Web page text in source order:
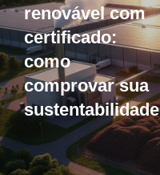
renovável com
certificado:
como
comprovar sua
sustentabilidade